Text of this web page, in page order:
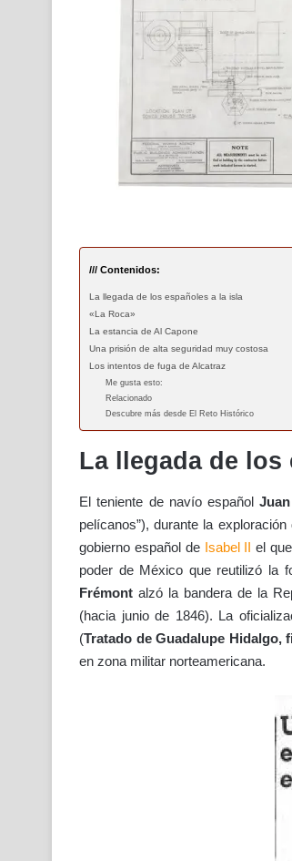
/// Contenidos:
La llegada de los españoles a la isla
«La Roca»
La estancia de Al Capone
Una prisión de alta seguridad muy costosa
Los intentos de fuga de Alcatraz
Me gusta esto:
Relacionado
Descubre más desde El Reto Histórico
La llegada de los
El teniente de navío español
pelícanos”), durante la
gobierno español de Isabel II
el
poder de México que reutilizó la
Frémont alzó la bandera de la
(hacia junio de 1846). La
(Tratado de Guadalupe Hidalgo,
en zona militar norteamericana.